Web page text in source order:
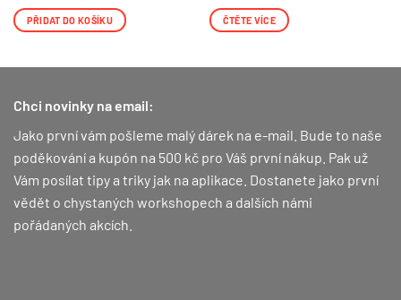
PŘIDAT DO KOŠÍKU ČTĚTE VÍCE
Chci novinky na email:
Jako první vám pošleme malý dárek na e-mail. Bude to naše
poděkování a kupón na 500 kč pro Váš první nákup. Pak už
Vám posílat tipy a triky jak na aplikace. Dostanete jako první
vědět o chystaných workshopech a dalších námi
pořádaných akcích.